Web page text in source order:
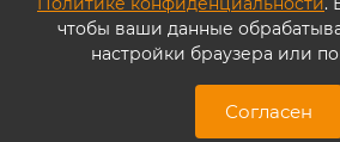
© 2026 ООО «ППК «Практика». Все
Согласие на обработку
Политика конфиденциальности
чтобы ваши данные
настройки браузера или
Согласен